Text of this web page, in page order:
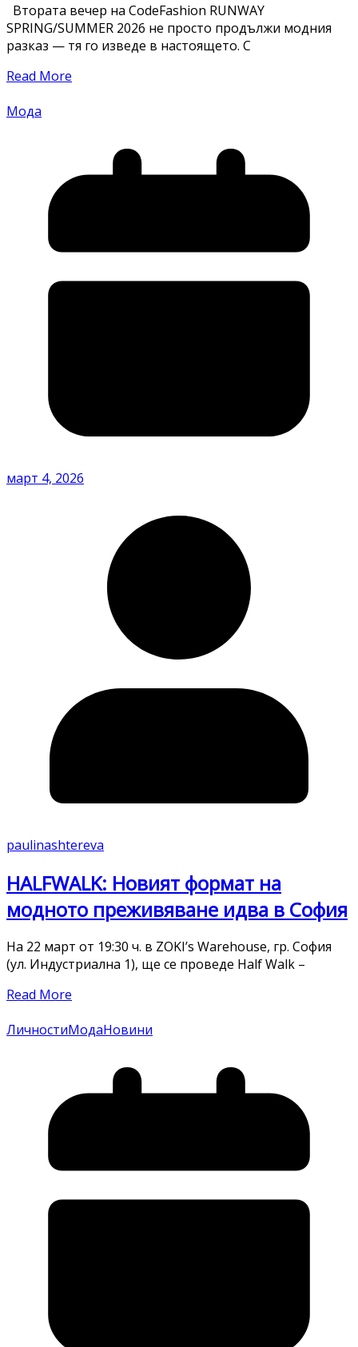
Втората вечер на CodeFashion RUNWAY
SPRING/SUMMER 2026 не просто продължи модния
разказ — тя го изведе в настоящето. С
Read More
Мода
март 4, 2026
paulinashtereva
HALFWALK: Новият формат на
модното преживяване идва в София
На 22 март от 19:30 ч. в ZOKI’s Warehouse, гр. София
(ул. Индустриална 1), ще се проведе Half Walk –
Read More
ЛичностиМодаНовини